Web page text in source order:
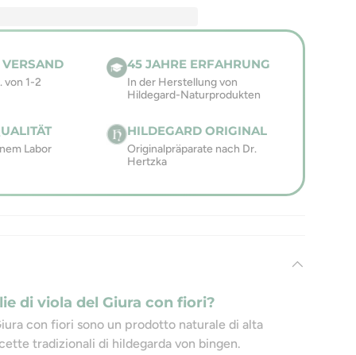
von 1-2
45 JAHRE ERFAHRUNG
In der Herstellung von
Hildegard-Naturprodukten
Labor
HILDEGARD ORIGINAL
Originalpräparate nach Dr.
Hertzka
di viola del Giura con fiori?
con fiori sono un prodotto naturale di alta
tradizionali di hildegarda von bingen.